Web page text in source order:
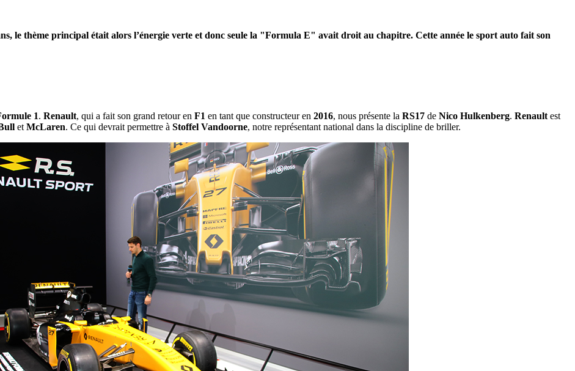
le thème principal était alors l’énergie verte et donc seule la "Formula E" avait droit au chapitre. Cette année le sport auto fait son
1. Renault, qui a fait son grand retour en F1 en tant que constructeur en 2016, nous présente la RS17 de Nico Hulkenberg. Renaultest
etMcLaren. Ce qui devrait permettre à Stoffel Vandoorne, notre représentant national dans la discipline de briller.